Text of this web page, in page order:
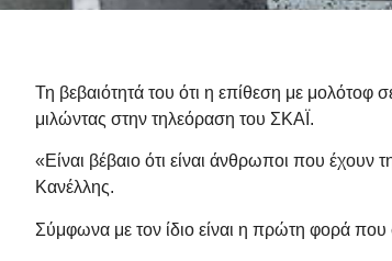
Τη βεβαιότητά του ότι η επίθεση με
μιλώντας στην τηλεόραση του ΣΚΑΪ.
«Είναι βέβαιο ότι είναι άνθρωποι που
Κανέλλης.
Σύμφωνα με τον ίδιο είναι η πρώτη φορά που